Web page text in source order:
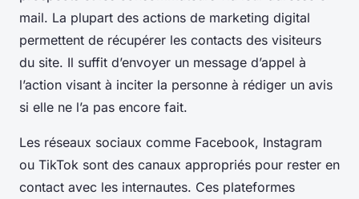
mail. La plupart des actions de marketing digital
permettent de récupérer les contacts des visiteurs
du site. Il suffit d’envoyer un message d’appel à
l’action visant à inciter la personne à rédiger un avis
si elle ne l’a pas encore fait.
Les réseaux sociaux comme Facebook, Instagram
ou TikTok sont des canaux appropriés pour rester en
contact avec les internautes. Ces plateformes